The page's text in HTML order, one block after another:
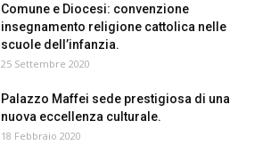
Comune e Diocesi: convenzione
insegnamento religione cattolica nelle
scuole dell’infanzia.
25 Settembre 2020
Palazzo Maffei sede prestigiosa di una
nuova eccellenza culturale.
18 Febbraio 2020